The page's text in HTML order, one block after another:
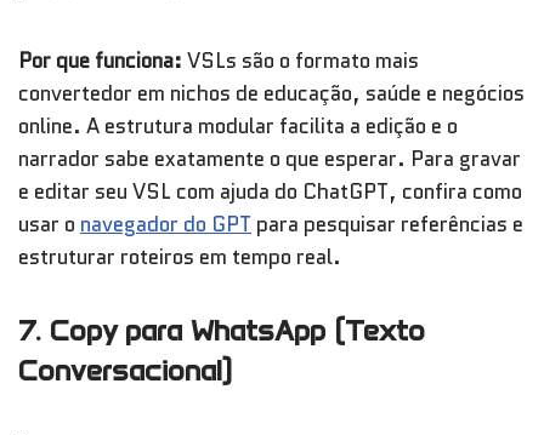
Por que funciona: VSLs são o formato mais
convertedor em nichos de educação, saúde e negócios
online. A estrutura modular facilita a edição e o
narrador sabe exatamente o que esperar. Para gravar
e editar seu VSL com ajuda do ChatGPT, confira como
usar o navegador do GPT para pesquisar referências e
estruturar roteiros em tempo real.
7. Copy para WhatsApp (Texto
Conversacional)